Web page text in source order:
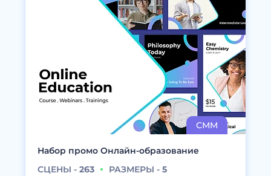
Набор промо Онлайн-образование
СЦЕНЫ - 263 РАЗМЕРЫ - 5